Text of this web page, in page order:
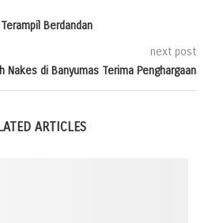
Berdandan
next post
Nakes di Banyumas Terima Penghargaan
ARTICLES